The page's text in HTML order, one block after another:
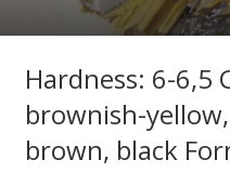
Stones
About Us
Hardness: 6-6,5
brownish-
brown, black